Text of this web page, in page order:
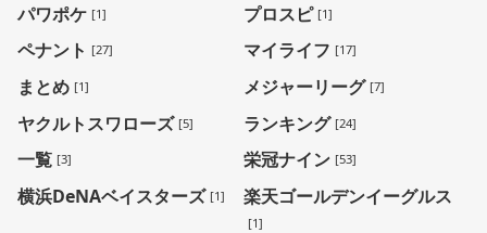
パワポケ [1] プロスピ [1]
ペナント [27] マイライフ [17]
まとめ [1] メジャーリーグ [7]
ヤクルトスワローズ [5] ランキング [24]
一覧 [3] 栄冠ナイン [53]
横浜DeNAベイスターズ [1] 楽天ゴールデンイーグルス
[1]